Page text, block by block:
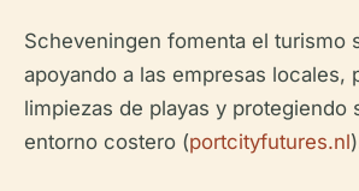
Scheveningen fomenta el turismo
apoyando a las empresas locales,
limpiezas de playas y protegiendo
entorno costero (portcityfutures.nl